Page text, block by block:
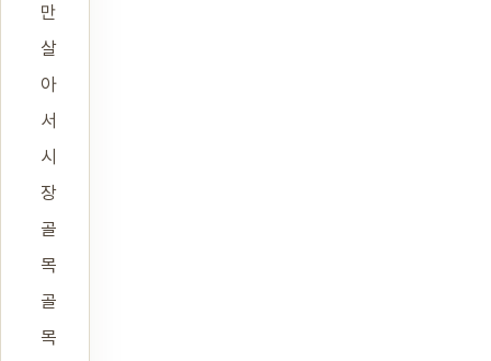
만
살
아
서
시
장
골
목
골
목